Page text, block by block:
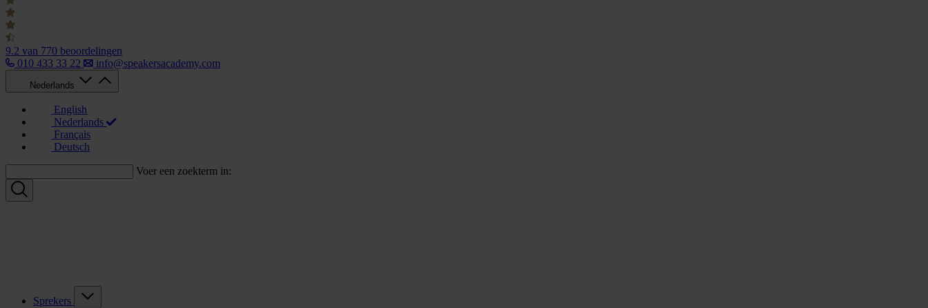
9.2 van 770 beoordelingen
010 433 33 22
info@speakersacademy.com
Nederlands
English
Nederlands
Français
Deutsch
Voer een zoekterm in:
Sprekers